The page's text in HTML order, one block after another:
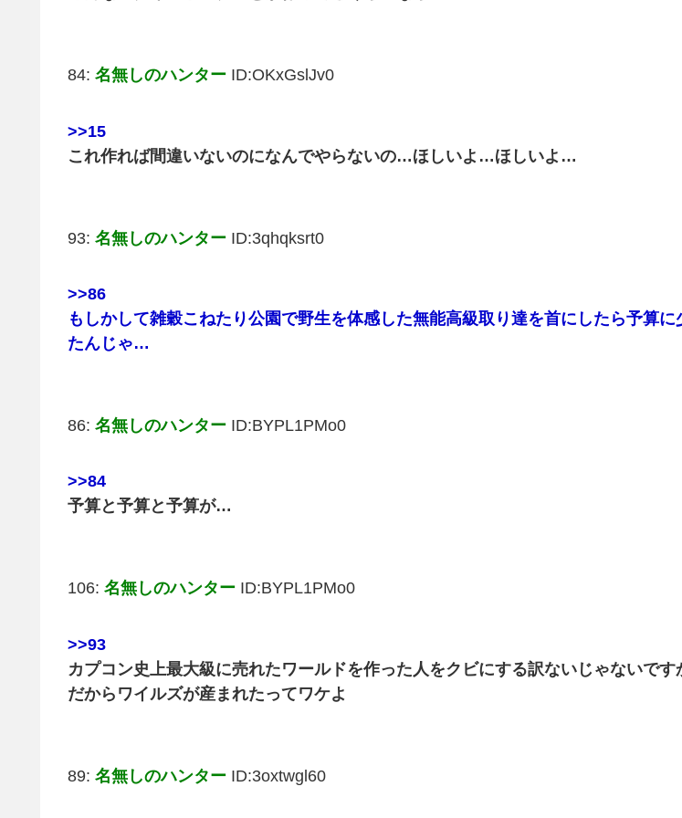
84: 名無しのハンター ID:OKxGslJv0
>>15
これ作れば間違いないのになんでやらないの…ほしいよ…ほしいよ…
93: 名無しのハンター ID:3qhqksrt0
>>86
もしかして雑穀こねたり公園で野生を体感した無能高級取り達を首にしたら予算に
たんじゃ…
86: 名無しのハンター ID:BYPL1PMo0
>>84
予算と予算と予算が…
106: 名無しのハンター ID:BYPL1PMo0
>>93
カプコン史上最大級に売れたワールドを作った人をクビにする訳ないじゃないです
だからワイルズが産まれたってワケよ
89: 名無しのハンター ID:3oxtwgl60